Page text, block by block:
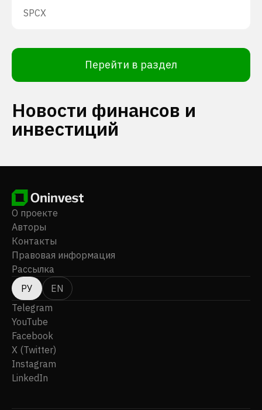
SPCX
Перейти в раздел
Новости финансов и
инвестиций
О проекте
Авторы
Контакты
Правовая информация
Рассылка
РУ
EN
Telegram
YouTube
Facebook
X (Twitter)
Instagram
LinkedIn